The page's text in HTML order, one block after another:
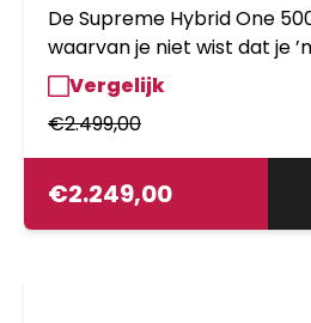
De Supreme Hybrid One
waarvan je niet wist dat je
waar je niet zonder kunt.
frame met lage instap en
geïntegreerde
zorgvuldig gekozen
helemaal klaar voor
Vergelijk
€2.499,00
€2.249,00